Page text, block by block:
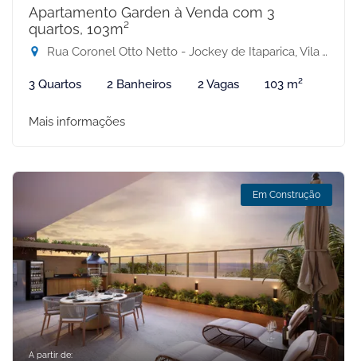
Apartamento Garden à Venda com 3
quartos, 103m²
Rua Coronel Otto Netto - Jockey de Itaparica, Vila Velha-ES
3 Quartos 2 Banheiros 2 Vagas 103 m²
Mais informações
Em Construção
A partir de: